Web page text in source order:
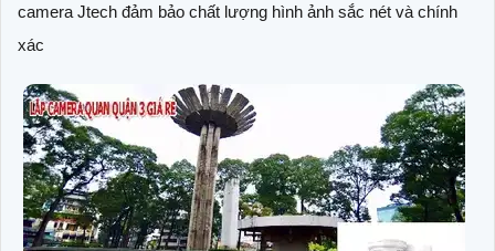
camera Jtech đảm bảo chất lượng hình ảnh sắc nét và chính
xác